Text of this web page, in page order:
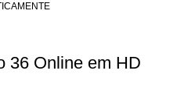
36 Online em HD